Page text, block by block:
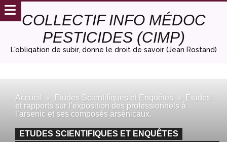
COLLECTIF INFO MÉDOC
PESTICIDES (CIMP)
L'obligation de subir, donne le droit de savoir (Jean Rostand)
Accueil Etudes Scientifiques et Enquêtes
Etudes
et rapports sur l’exposition des professionnels à
l’arsenic et ses composés arsénicaux.
ETUDES SCIENTIFIQUES ET ENQUÊTES